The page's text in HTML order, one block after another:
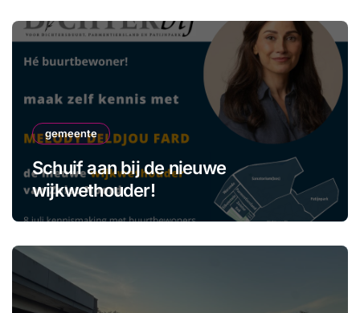
gemeente
Schuif aan bij de nieuwe
wijkwethouder!